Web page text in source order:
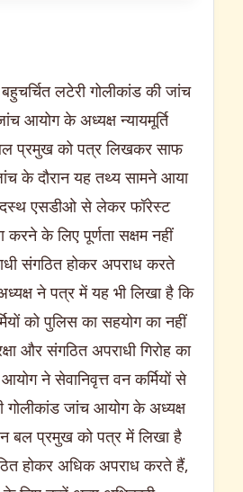
लटेरी गोलीकांड की जांच
आयोग के अध्यक्ष न्यायमूर्ति
बल प्रमुख को पत्र लिखकर साफ
के दौरान यह तथ्य सामने आया
एसडीओ से लेकर फॉरेस्ट
करने के लिए पूर्णता सक्षम नहीं
संगठित होकर अपराध करते
ने पत्र में यह भी लिखा है कि
को पुलिस का सहयोग का नहीं
और संगठित अपराधी गिरोह का
ने सेवानिवृत्त वन कर्मियों से
गोलीकांड जांच आयोग के अध्यक्ष
वन बल प्रमुख को पत्र में लिखा है
होकर अधिक अपराध करते हैं,